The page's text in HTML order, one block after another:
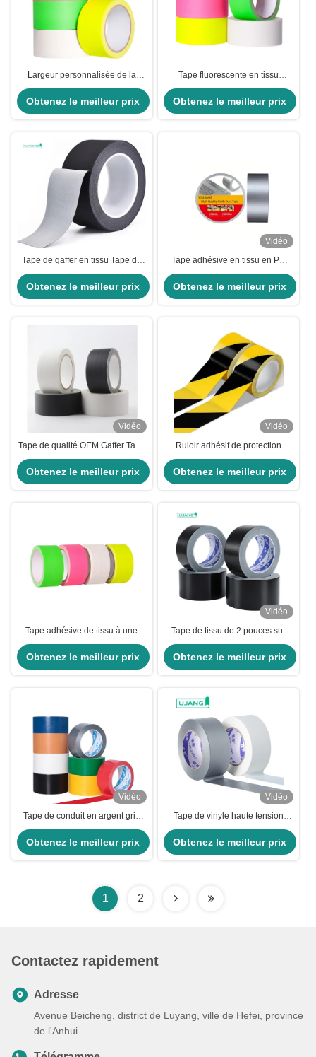
Largeur personnalisée de la
scène de plancher 320U du tissu
fluorescent du ruban adhésif pour
l'étanchéité
Obtenez le meilleur prix
Tape fluorescente en tissu
activée par l'eau pour le panneau
de niveau du sol lourd
Obtenez le meilleur prix
Tape de gaffer en tissu Tape de
conduit en tissu résistant à la
chaleur pour la scène Ducktape
noir
Obtenez le meilleur prix
Vidéo
Tape adhésive en tissu en PE
argent noir intérieure extérieure
20m longueur 270um épaisseur
Obtenez le meilleur prix
Vidéo
Tape de qualité OEM Gaffer Tape
de qualité supérieure Tape de
tissu mate avec 11,5%
d'allongement
Obtenez le meilleur prix
Vidéo
Ruloir adhésif de protection
contre les dangers en PVC
Obtenez le meilleur prix
Tape adhésive de tissu à une
face, néon, noir, réfléchissant,
fluorescent
Obtenez le meilleur prix
Vidéo
Tape de tissu de 2 pouces sur
mesure pour le scellage des
cartons
Obtenez le meilleur prix
Vidéo
Tape de conduit en argent gris
industriel résistant à l'eau adhésif
acrylique double face
Obtenez le meilleur prix
Vidéo
Tape de vinyle haute tension
pour le câblage de câbles
automobiles
Obtenez le meilleur prix
1 2
Contactez rapidement
Adresse
Avenue Beicheng, district de Luyang, ville de Hefei, province
de l'Anhui